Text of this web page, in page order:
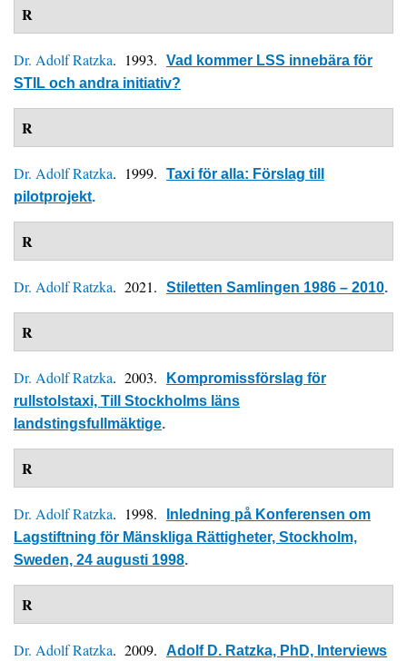
R
Dr. Adolf Ratzka. 1993.
Vad kommer LSS innebära för
STIL och andra initiativ?
R
Dr. Adolf Ratzka. 1999.
Taxi för alla: Förslag till
pilotprojekt.
R
Dr. Adolf Ratzka. 2021. Stiletten Samlingen 1986 – 2010.
R
Dr. Adolf Ratzka. 2003.
Kompromissförslag för
rullstolstaxi, Till Stockholms läns
landstingsfullmäktige.
R
Dr. Adolf Ratzka. 1998.
Inledning på Konferensen om
Lagstiftning för Mänskliga Rättigheter, Stockholm,
Sweden, 24 augusti 1998.
R
Dr. Adolf Ratzka. 2009.
Adolf D. Ratzka, PhD, Interviews